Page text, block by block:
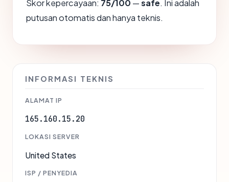
Skor kepercayaan: 75/100 —safe. Ini adalah
putusan otomatis dan hanya teknis.
INFORMASI TEKNIS
ALAMAT IP
165.160.15.20
LOKASI SERVER
United States
ISP / PENYEDIA